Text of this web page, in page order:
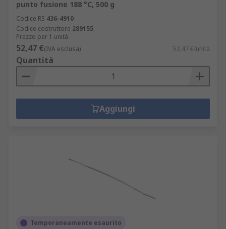
punto fusione 188 °C, 500 g
Codice RS 436-4910
Codice costruttore 289155
Prezzo per 1 unità
52,47 €(IVA esclusa) 52,47 €/unità
Quantità
Aggiungi
Temporaneamente esaurito